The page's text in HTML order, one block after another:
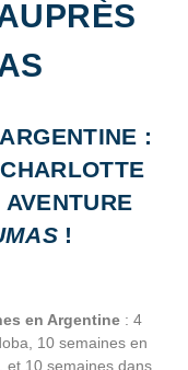
:
!
en Argentine: 4
10 semaines en
et 10 semaines dans